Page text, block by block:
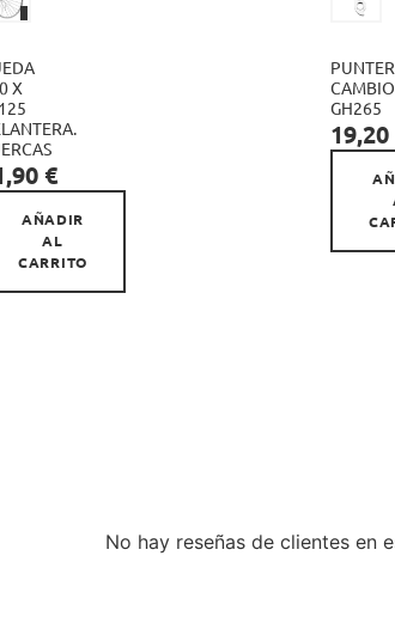
X
€

AÑADIR
AL
CARRITO
CAMBIO
GH265
Precio
19,20
No hay reseñas de clientes en